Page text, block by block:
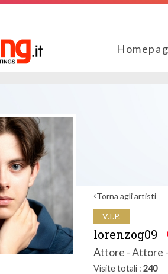
Torna agli artisti
V.I.P.
lorenzog09
Attore - Attore
Visite totali 240